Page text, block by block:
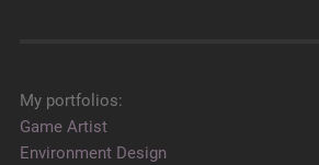
My portfolios:
Game Artist
Environment Design